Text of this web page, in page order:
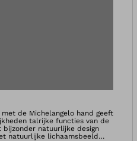
de Michelangelo hand geeft
talrijke functies van de
bijzonder natuurlijke design
natuurlijke lichaamsbeeld